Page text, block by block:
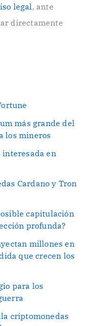
legal , ante
directamente
más grande del
los mineros
en
Cardano y Tron
capitulación
profunda?
millones en
que crecen los
para los
criptomonedas